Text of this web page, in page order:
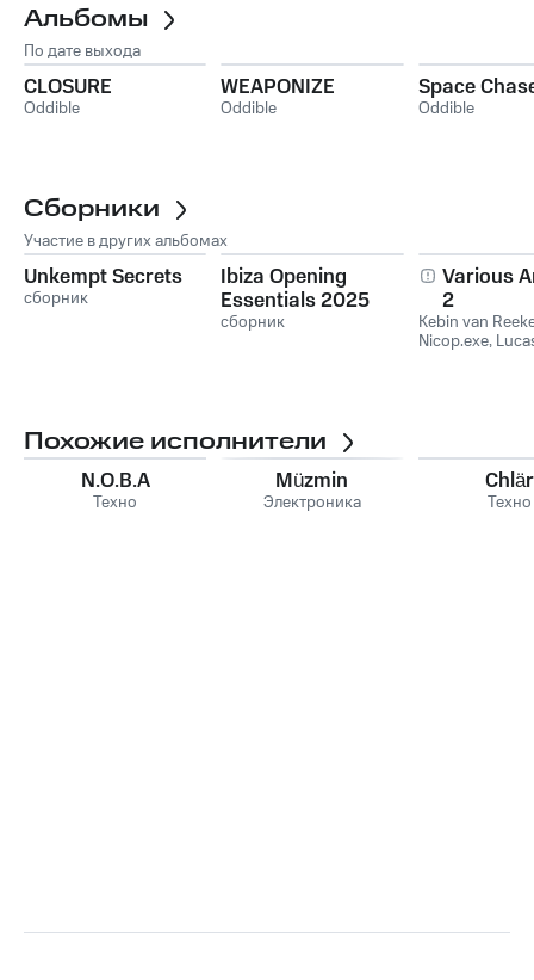
Альбомы
По дате выхода
CLOSURE
Oddible
WEAPONIZE
Oddible
Space
Oddible
Сборники
Участие в других альбомах
Unkempt Secrets
сборник
Ibiza Opening
Essentials 2025
сборник
Various
2
Kebin van
Nicop.exe,
Похожие исполнители
N.O.B.A
Техно
Müzmin
Электроника
Chlär
Техно